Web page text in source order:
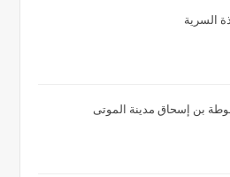
السرية
بن إسحاق مدينة الموتى